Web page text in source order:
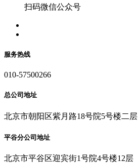
扫码微信公众号
服务热线
010-57500266
总公司地址
北京市朝阳区紫月路18号院5号楼二层
平谷分公司地址
北京市平谷区迎宾街1号院4号楼12层